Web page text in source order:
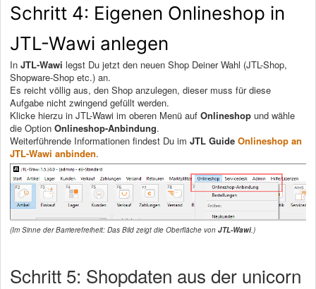
Schritt 4: Eigenen Onlineshop in
JTL-Wawi anlegen
In JTL-Wawi legst Du jetzt den neuen Shop Deiner Wahl (JTL-Shop,
Shopware-Shop etc.) an.
Es reicht völlig aus, den Shop anzulegen, dieser muss für diese
Aufgabe nicht zwingend gefüllt werden.
Klicke hierzu in JTL-Wawi im oberen Menü auf Onlineshop und wähle
die Option Onlineshop-Anbindung.
Weiterführende Informationen findest Du im JTL Guide Onlineshop an
JTL-Wawi anbinden.
(Im Sinne der Barrierefreiheit: Das Bild zeigt die Oberfläche von JTL-Wawi.)
Schritt 5: Shopdaten aus der unicorn